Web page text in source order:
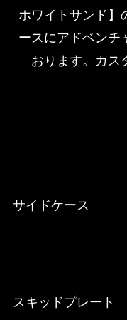
ホワイトサンド】
ースにアドベンチ
おります。カス
サイドケース
スキッドプレート